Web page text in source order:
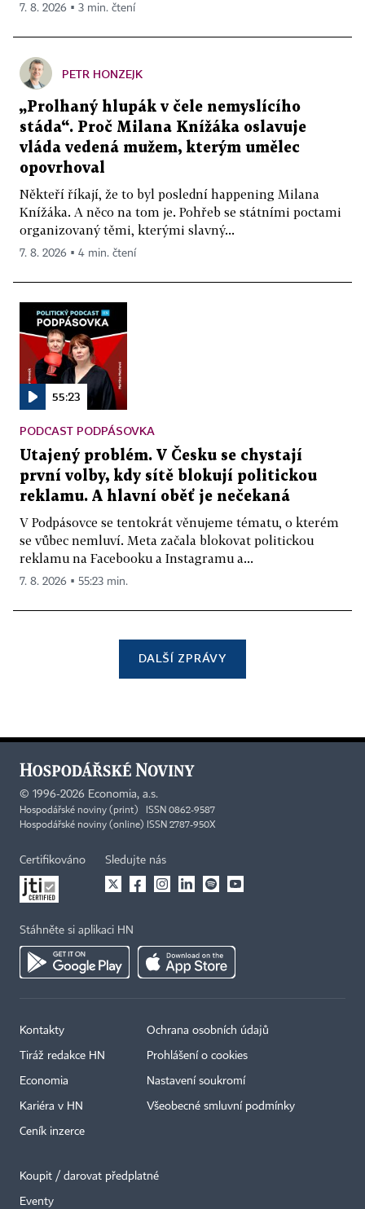
7. 8. 2026 ▪ 3 min. čtení
PETR HONZEJK
„Prolhaný hlupák v čele nemyslícího
stáda“. Proč Milana Knížáka oslavuje
vláda vedená mužem, kterým umělec
opovrhoval
Někteří říkají, že to byl poslední happening Milana
Knížáka. A něco na tom je. Pohřeb se státními poctami
organizovaný těmi, kterými slavný...
7. 8. 2026 ▪ 4 min. čtení
55:23
PODCAST PODPÁSOVKA
Utajený problém. V Česku se chystají
první volby, kdy sítě blokují politickou
reklamu. A hlavní oběť je nečekaná
V Podpásovce se tentokrát věnujeme tématu, o kterém
se vůbec nemluví. Meta začala blokovat politickou
reklamu na Facebooku a Instagramu a...
7. 8. 2026 ▪ 55:23 min.
DALŠÍ ZPRÁVY
© 1996-2026 Economia, a.s.
Hospodářské noviny (print) ISSN 0862-9587
Hospodářské noviny (online) ISSN 2787-950X
Certifikováno Sledujte nás
Stáhněte si aplikaci HN
Kontakty
Tiráž redakce HN
Economia
Kariéra v HN
Ceník inzerce
Ochrana osobních údajů
Prohlášení o cookies
Nastavení soukromí
Všeobecné smluvní podmínky
Koupit / darovat předplatné
Eventy